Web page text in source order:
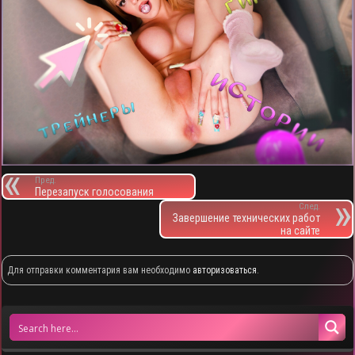
Пред.
Перезапуск голосования
След.
Завершение технических работ
на сайте
Для отправки комментария вам необходимо авторизоваться.